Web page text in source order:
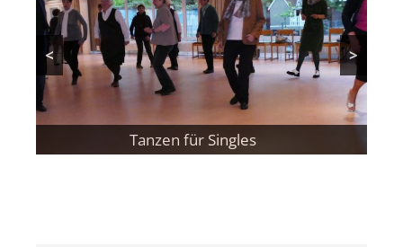
Filmcafé
Die Wandergruppe bei einer Pause
Tanzen für Singles
< >